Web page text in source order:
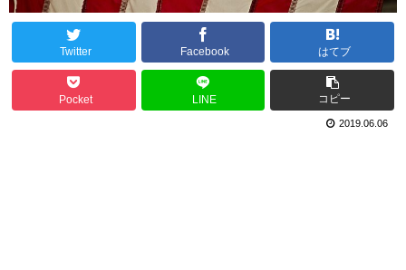
Twitter Facebook はてブ
Pocket LINE コピー
2019.06.06